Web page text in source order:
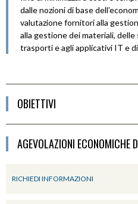
dalle nozioni di base
valutazione fornitori alla
alla gestione dei materiali, delle
trasporti e agli applicativi IT e
OBIETTIVI
AGEVOLAZIONI ECONOMICHE
RICHIEDI INFORMAZIONI